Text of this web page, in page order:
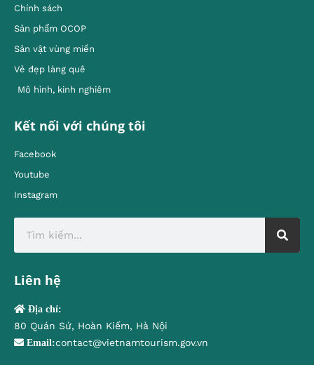
Chính sách
Sản phẩm OCOP
Sản vật vùng miền
Vẻ đẹp làng quê
Mô hình, kinh nghiêm
Kết nối với chúng tôi
Facebook
Youtube
Instagram
Liên hệ
Địa chỉ:
80 Quán Sứ, Hoàn Kiếm, Hà Nội
Email:contact@vietnamtourism.gov.vn